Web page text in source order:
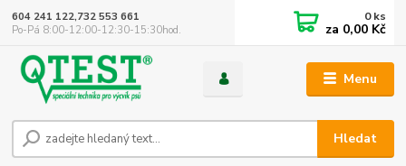
Menu
Hledat
604 241 122,732 553 661
Po-Pá 8:00-12:00-12:30-15:30hod.
0ks
za 0,00 Kč